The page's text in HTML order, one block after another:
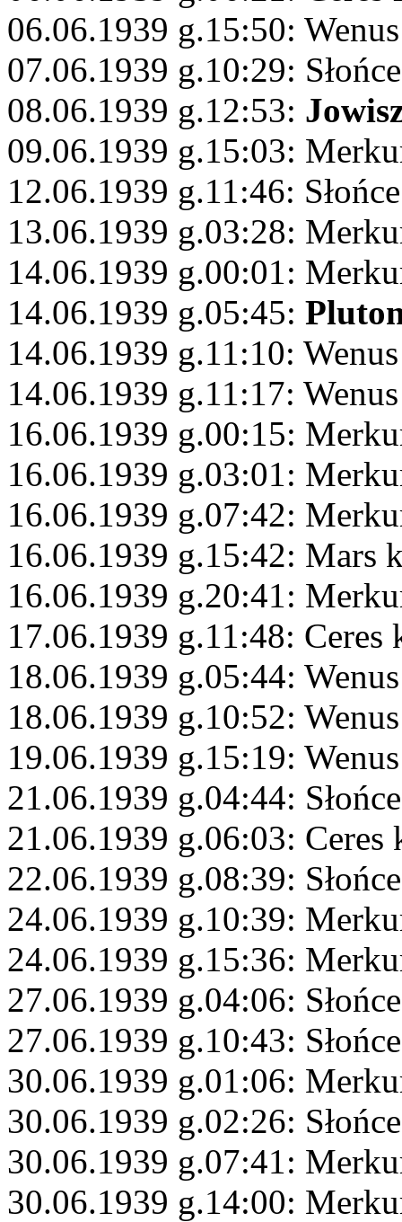
06.06.1939 g.15:50:
07.06.1939 g.10:29:
08.06.1939 g.12:53:
09.06.1939 g.15:03:
12.06.1939 g.11:46:
13.06.1939 g.03:28:
14.06.1939 g.00:01:
14.06.1939 g.05:45:
14.06.1939 g.11:10:
14.06.1939 g.11:17:
16.06.1939 g.00:15:
16.06.1939 g.03:01:
16.06.1939 g.07:42:
16.06.1939 g.15:42: Mars
16.06.1939 g.20:41:
17.06.1939 g.11:48: Ceres
18.06.1939 g.05:44:
18.06.1939 g.10:52:
19.06.1939 g.15:19:
21.06.1939 g.04:44:
21.06.1939 g.06:03: Ceres
22.06.1939 g.08:39:
24.06.1939 g.10:39:
24.06.1939 g.15:36:
27.06.1939 g.04:06:
27.06.1939 g.10:43:
30.06.1939 g.01:06:
30.06.1939 g.02:26:
30.06.1939 g.07:41:
30.06.1939 g.14:00: